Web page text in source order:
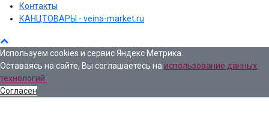
Контакты
КАНЦТОВАРЫ - veina-market.ru
Используем cookies и сервис Яндекс Метрика.
Оставаясь на сайте, Вы соглашаетесь на использование данных
технологий.
Согласен